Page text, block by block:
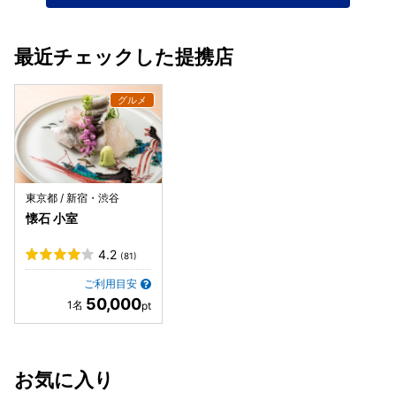
最近チェックした提携店
東京都 / 新宿・渋谷
懐石 小室
4.2 (81)
ご利用目安
50,000
お気に入り